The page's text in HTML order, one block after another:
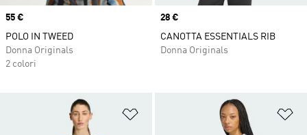
Price
55 €
POLO IN TWEED
Donna Originals
2 colori
Price
28 €
CANOTTA ESSENTIALS RIB
Donna Originals
Aggiungi alla lista dei desideri